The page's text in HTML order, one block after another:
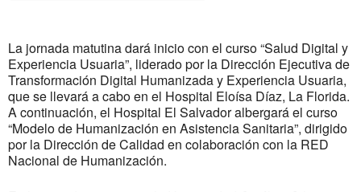
La jornada matutina dará inicio con el curso “Salud Digital y
Experiencia Usuaria”, liderado por la Dirección Ejecutiva de
Transformación Digital Humanizada y Experiencia Usuaria,
que se llevará a cabo en el Hospital Eloísa Díaz, La Florida.
A continuación, el Hospital El Salvador albergará el curso
“Modelo de Humanización en Asistencia Sanitaria”, dirigido
por la Dirección de Calidad en colaboración con la RED
Nacional de Humanización.